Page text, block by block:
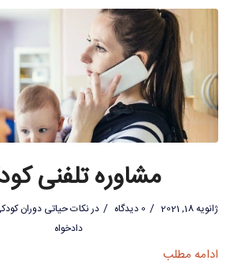
مشاوره تلفنی
ژانویه 18, 2021 / 0 دیدگاه / درنکات حیاتی دوران
دادخواه
ادامه مطلب